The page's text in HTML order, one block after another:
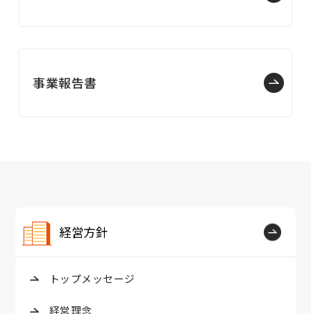
事業報告書
経営方針
トップメッセージ
経営理念